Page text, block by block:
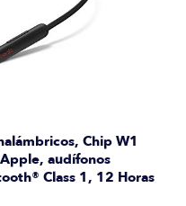
Chip W1
audífonos
Class 1, 12 Horas